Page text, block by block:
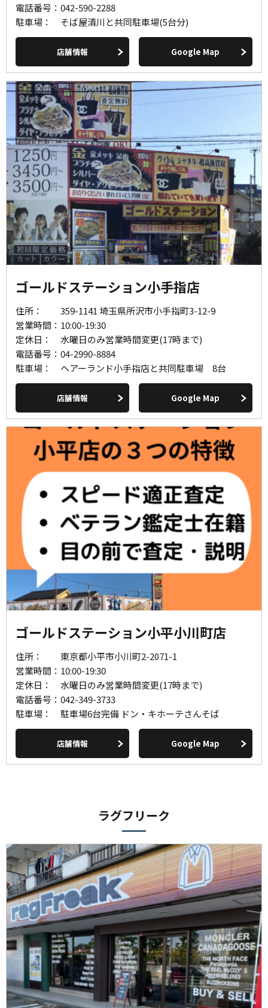
電話番号： 042-590-2288
駐車場：
そば屋清川と共同駐車場(5台分)
店舗情報 Google Map
ゴールドステーション小手指店
住所：
359-1141 埼玉県所沢市小手指町3-12-9
営業時間： 10:00-19:30
定休日：
水曜日のみ営業時間変更(17時まで)
電話番号： 04-2990-8884
駐車場：
ヘアーランド小手指店と共同駐車場 8台
店舗情報 Google Map
ゴールドステーション小平小川町店
住所：
東京都小平市小川町2-2071-1
営業時間： 10:00-19:30
定休日：
水曜日のみ営業時間変更(17時まで)
電話番号： 042-349-3733
駐車場：
駐車場6台完備 ドン・キホーテさんそば
店舗情報 Google Map
ラグフリーク